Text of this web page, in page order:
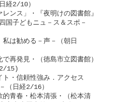
経2/10）
ンス」・『夜明けの図書館』
国子どもニュ－ス＆スポ－
は勧める－声－（朝日
再発見・（徳島市立図書館）
15)
・信頼性強み．アクセス
（日経2/16）
的青春・松本清張・（松本清